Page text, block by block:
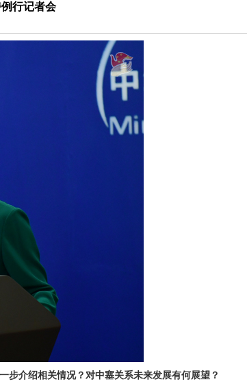
行记者会
步介绍相关情况？对中塞关系未来发展有何展望？